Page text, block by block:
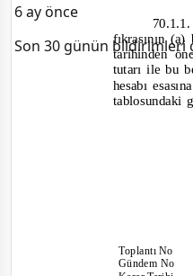
6 ay önce
Son 30 günün bildirimleri
70.1.1.
fıkrasının
tarihinden
tutarı ile bu
hesabı
tablosundaki
ToplantıNo
Gündem No